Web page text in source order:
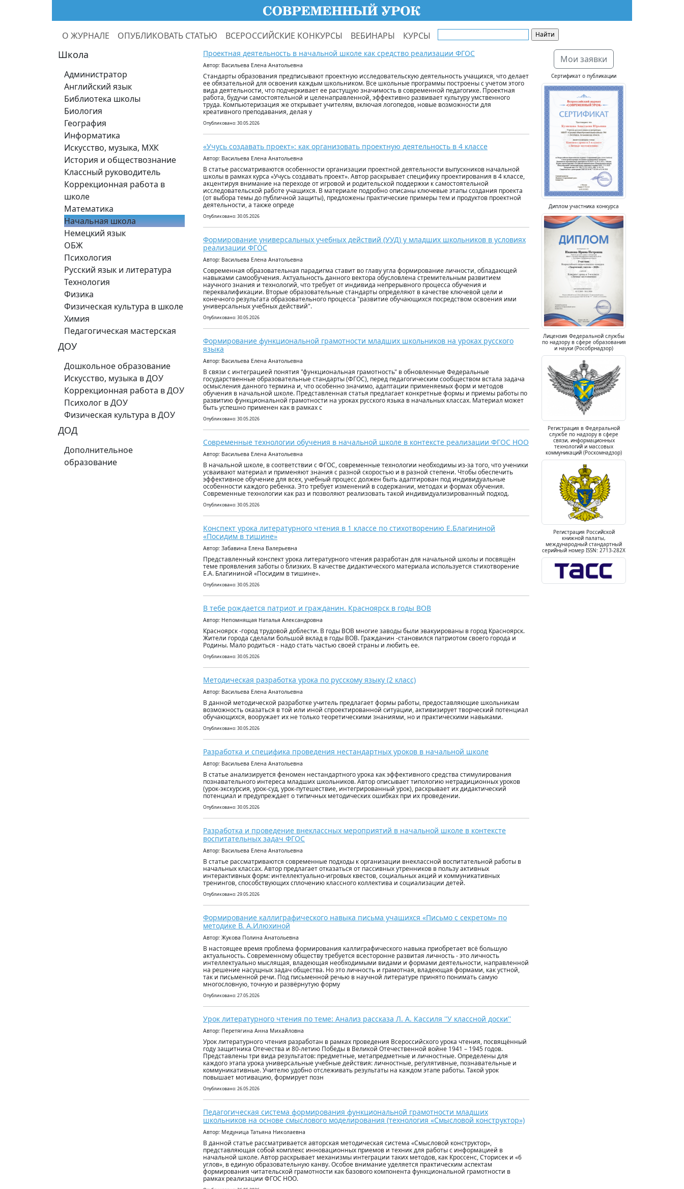
О ЖУРНАЛЕ ОПУБЛИКОВАТЬ СТАТЬЮ ВСЕРОССИЙСКИЕ КОНКУРСЫ ВЕБИНАРЫ КУРСЫ
Школа
Администратор
Английский язык
Библиотека школы
Биология
География
Информатика
Искусство, музыка, МХК
История и обществознание
Классный руководитель
Коррекционная работа в
школе
Математика
Начальная школа
Немецкий язык
ОБЖ
Психология
Русский язык и литература
Технология
Физика
Физическая культура в школе
Химия
Педагогическая мастерская
ДОУ
Дошкольное образование
Искусство, музыка в ДОУ
Коррекционная работа в ДОУ
Психолог в ДОУ
Физическая культура в ДОУ
ДОД
Дополнительное
образование
Проектная деятельность в начальной школе как средство реализации ФГОС
Автор: Васильева Елена Анатольевна
Стандарты образования предписывают проектную исследовательскую деятельность учащихся, что делает
ее обязательной для освоения каждым школьником. Все школьные программы построены с учетом этого
вида деятельности, что подчеркивает ее растущую значимость в современной педагогике. Проектная
работа, будучи самостоятельной и целенаправленной, эффективно развивает культуру умственного
труда. Компьютеризация же открывает учителям, включая логопедов, новые возможности для
креативного преподавания, делая у
Опубликовано: 30.05.2026
«Учусь создавать проект»: как организовать проектную деятельность в 4 классе
Автор: Васильева Елена Анатольевна
В статье рассматриваются особенности организации проектной деятельности выпускников начальной
школы в рамках курса «Учусь создавать проект». Автор раскрывает специфику проектирования в 4 классе,
акцентируя внимание на переходе от игровой и родительской поддержки к самостоятельной
исследовательской работе учащихся. В материале подробно описаны ключевые этапы создания проекта
(от выбора темы до публичной защиты), предложены практические примеры тем и продуктов проектной
деятельности, а также опреде
Опубликовано: 30.05.2026
Формирование универсальных учебных действий (УУД) у младших школьников в условиях
реализации ФГОС
Автор: Васильева Елена Анатольевна
Современная образовательная парадигма ставит во главу угла формирование личности, обладающей
навыками самообучения. Актуальность данного вектора обусловлена стремительным развитием
научного знания и технологий, что требует от индивида непрерывного процесса обучения и
переквалификации. Вторые образовательные стандарты определяют в качестве ключевой цели и
конечного результата образовательного процесса "развитие обучающихся посредством освоения ими
универсальных учебных действий".
Опубликовано: 30.05.2026
Формирование функциональной грамотности младших школьников на уроках русского
языка
Автор: Васильева Елена Анатольевна
В связи с интеграцией понятия "функциональная грамотность" в обновленные Федеральные
государственные образовательные стандарты (ФГОС), перед педагогическим сообществом встала задача
осмысления данного термина и, что особенно значимо, адаптации применяемых форм и методов
обучения в начальной школе. Представленная статья предлагает конкретные формы и приемы работы по
развитию функциональной грамотности на уроках русского языка в начальных классах. Материал может
быть успешно применен как в рамках с
Опубликовано: 30.05.2026
Современные технологии обучения в начальной школе в контексте реализации ФГОС НОО
Автор: Васильева Елена Анатольевна
В начальной школе, в соответствии с ФГОС, современные технологии необходимы из-за того, что ученики
усваивают материал и применяют знания с разной скоростью и в разной степени. Чтобы обеспечить
эффективное обучение для всех, учебный процесс должен быть адаптирован под индивидуальные
особенности каждого ребенка. Это требует изменений в содержании, методах и формах обучения.
Современные технологии как раз и позволяют реализовать такой индивидуализированный подход.
Опубликовано: 30.05.2026
Конспект урока литературного чтения в 1 классе по стихотворению Е.Благининой
«Посидим в тишине»
Автор: Забавина Елена Валерьевна
Представленный конспект урока литературного чтения разработан для начальной школы и посвящён
теме проявления заботы о близких. В качестве дидактического материала используется стихотворение
Е.А. Благининой «Посидим в тишине».
Опубликовано: 30.05.2026
В тебе рождается патриот и гражданин. Красноярск в годы ВОВ
Автор: Непомнящая Наталья Александровна
Красноярск -город трудовой доблести. В годы ВОВ многие заводы были эвакуированы в город Красноярск.
Жители города сделали большой вклад в годы ВОВ. Гражданин -становился патриотом своего города и
Родины. Мало родиться - надо стать частью своей страны и любить ее.
Опубликовано: 30.05.2026
Методическая разработка урока по русскому языку (2 класс)
Автор: Васильева Елена Анатольевна
В данной методической разработке учитель предлагает формы работы, предоставляющие школьникам
возможность оказаться в той или иной спроектированной ситуации, активизирует творческий потенциал
обучающихся, вооружает их не только теоретическими знаниями, но и практическими навыками.
Опубликовано: 30.05.2026
Разработка и специфика проведения нестандартных уроков в начальной школе
Автор: Васильева Елена Анатольевна
В статье анализируется феномен нестандартного урока как эффективного средства стимулирования
познавательного интереса младших школьников. Автор описывает типологию нетрадиционных уроков
(урок-экскурсия, урок-суд, урок-путешествие, интегрированный урок), раскрывает их дидактический
потенциал и предупреждает о типичных методических ошибках при их проведении.
Опубликовано: 30.05.2026
Разработка и проведение внеклассных мероприятий в начальной школе в контексте
воспитательных задач ФГОС
Автор: Васильева Елена Анатольевна
В статье рассматриваются современные подходы к организации внеклассной воспитательной работы в
начальных классах. Автор предлагает отказаться от пассивных утренников в пользу активных
интерактивных форм: интеллектуально-игровых квестов, социальных акций и коммуникативных
тренингов, способствующих сплочению классного коллектива и социализации детей.
Опубликовано: 29.05.2026
Формирование каллиграфического навыка письма учащихся «Письмо с секретом» по
методике В. А.Илюхиной
Автор: Жукова Полина Анатольевна
В настоящее время проблема формирования каллиграфического навыка приобретает всё большую
актуальность. Современному обществу требуется всесторонне развитая личность - это личность
интеллектуально мыслящая, владеющая необходимыми видами и формами деятельности, направленной
на решение насущных задач общества. Но это личность и грамотная, владеющая формами, как устной,
так и письменной речи. Под письменной речью в научной литературе принято понимать cамую
многословную, точную и развёрнутую форму
Опубликовано: 27.05.2026
Урок литературного чтения по теме: Анализ рассказа Л. А. Кассиля ''У классной доски''
Автор: Перетягина Анна Михайловна
Урок литературного чтения разработан в рамках проведения Всероссийского урока чтения, посвящённый
году защитника Отечества и 80-летию Победы в Великой Отечественной войне 1941 – 1945 годов.
Представлены три вида результатов: предметные, метапредметные и личностные. Определены для
каждого этапа урока универсальные учебные действия: личностные, регулятивные, познавательные и
коммуникативные. Учителю удобно отслеживать результаты на каждом этапе работы. Такой урок
повышает мотивацию, формирует позн
Опубликовано: 26.05.2026
Педагогическая система формирования функциональной грамотности младших
школьников на основе смыслового моделирования (технология «Смысловой конструктор»)
Автор: Медуница Татьяна Николаевна
В данной статье рассматривается авторская методическая система «Смысловой конструктор»,
представляющая собой комплекс инновационных приемов и техник для работы с информацией в
начальной школе. Автор раскрывает механизмы интеграции таких методов, как Кроссенс, Сторисек и «6
углов», в единую образовательную канву. Особое внимание уделяется практическим аспектам
формирования читательской грамотности как базового компонента функциональной грамотности в
рамках реализации ФГОС НОО.
Мои заявки
Сертификат о публикации
Диплом участника конкурса
Лицензия Федеральной службы
по надзору в сфере образования
и науки (Рособрнадзор)
Регистрация в Федеральной
службе по надзору в сфере
связи, информационных
технологий и массовых
коммуникаций (Роскомнадзор)
Регистрация Российской
книжной палаты,
международный стандартный
серийный номер ISSN: 2713-282X